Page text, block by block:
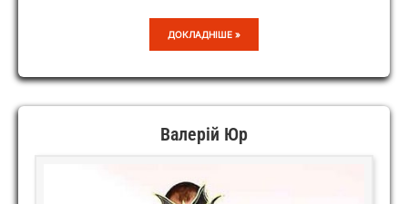
GFH
SHOW
ДОКЛАДНІШЕ »
Валерій Юр